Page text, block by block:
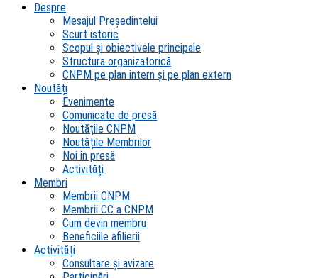
Despre
Mesajul Președintelui
Scurt istoric
Scopul şi obiectivele principale
Structura organizatorică
CNPM pe plan intern şi pe plan extern
Noutăți
Evenimente
Comunicate de presă
Noutățile CNPM
Noutățile Membrilor
Noi în presă
Activități
Membri
Membrii CNPM
Membrii CC a CNPM
Cum devin membru
Beneficiile afilierii
Activități
Consultare și avizare